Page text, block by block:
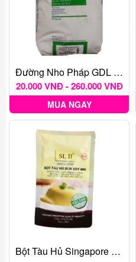
Đường Nho Pháp GDL - Glucono Delta Lactone
20.000 VNĐ - 260.000 VNĐ
MUA NGAY
Bột Tàu Hủ Singapore SL II 90gr